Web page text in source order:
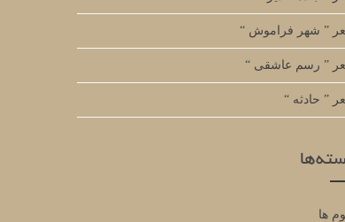
” شهر فراموش “
” رسم عاشقی “
” حادثه “
ها